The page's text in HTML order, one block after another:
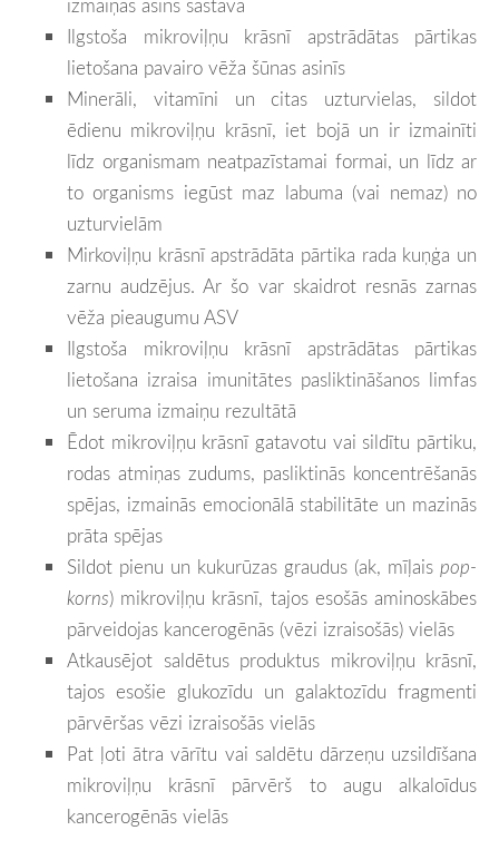
izmaiņas asins sastāvā
Ilgstoša mikroviļņu krāsnī apstrādātas pārtikas
lietošana pavairo vēža šūnas asinīs
Minerāli, vitamīni un citas uzturvielas, sildot
ēdienu mikroviļņu krāsnī, iet bojā un ir izmainīti
līdz organismam neatpazīstamai formai, un līdz ar
to organisms iegūst maz labuma (vai nemaz) no
uzturvielām
Mirkoviļņu krāsnī apstrādāta pārtika rada kuņģa un
zarnu audzējus. Ar šo var skaidrot resnās zarnas
vēža pieaugumu ASV
Ilgstoša mikroviļņu krāsnī apstrādātas pārtikas
lietošana izraisa imunitātes pasliktināšanos limfas
un seruma izmaiņu rezultātā
Ēdot mikroviļņu krāsnī gatavotu vai sildītu pārtiku,
rodas atmiņas zudums, pasliktinās koncentrēšanās
spējas, izmainās emocionālā stabilitāte un mazinās
prāta spējas
Sildot pienu un kukurūzas graudus (ak, mīļais pop-
korns) mikroviļņu krāsnī, tajos esošās aminoskābes
pārveidojas kancerogēnās (vēzi izraisošās) vielās
Atkausējot saldētus produktus mikroviļņu krāsnī,
tajos esošie glukozīdu un galaktozīdu fragmenti
pārvēršas vēzi izraisošās vielās
Pat ļoti ātra vārītu vai saldētu dārzeņu uzsildīšana
mikroviļņu krāsnī pārvērš to augu alkaloīdus
kancerogēnās vielās